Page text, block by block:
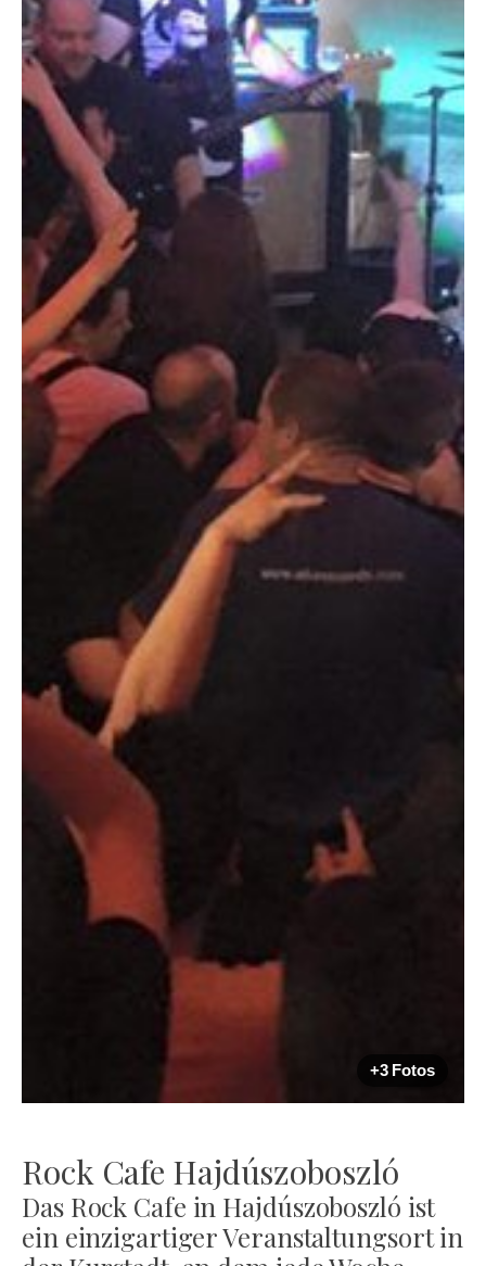
+3 Fotos
Rock Cafe Hajdúszoboszló
Das Rock Cafe in Hajdúszoboszló ist
ein einzigartiger Veranstaltungsort in